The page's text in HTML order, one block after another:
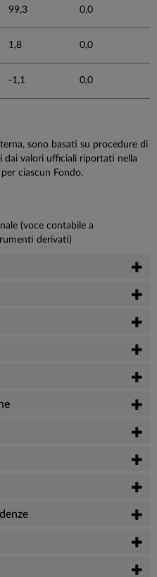
99,3 0,0
1,8 0,0
-1,1 0,0
sono basati su procedure di
dai valori ufficiali riportati nella
ciascun Fondo.
(voce contabile a
derivati)